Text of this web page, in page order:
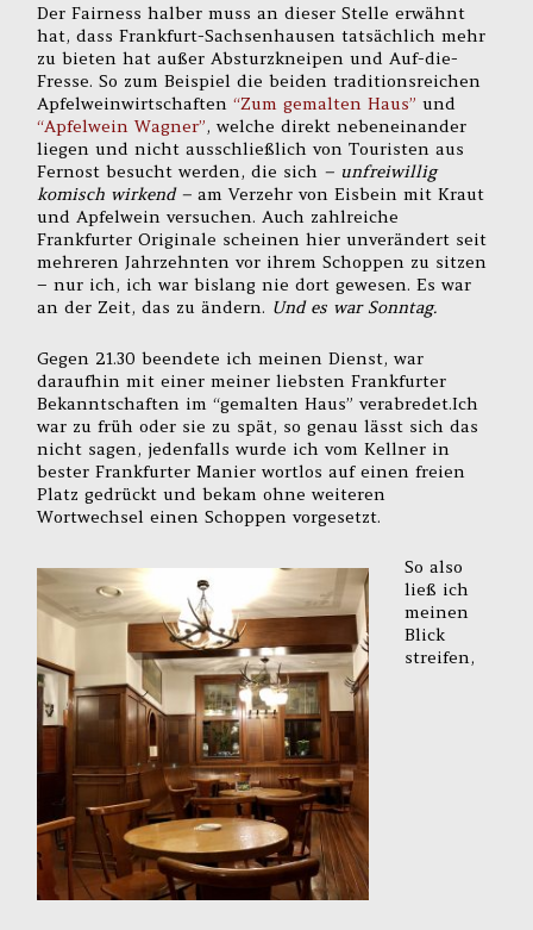
Der Fairness halber muss an dieser Stelle erwähnt
hat, dass Frankfurt-Sachsenhausen tatsächlich mehr
zu bieten hat außer Absturzkneipen und Auf-die-
Fresse. So zum Beispiel die beiden traditionsreichen
Apfelweinwirtschaften“Zum gemalten Haus” und
“Apfelwein Wagner”, welche direkt nebeneinander
liegen und nicht ausschließlich von Touristen aus
Fernost besucht werden, die sich – unfreiwillig
komisch wirkend –am Verzehr von Eisbein mit Kraut
und Apfelwein versuchen. Auch zahlreiche
Frankfurter Originale scheinen hier unverändert seit
mehreren Jahrzehnten vor ihrem Schoppen zu sitzen
– nur ich, ich war bislang nie dort gewesen. Es war
an der Zeit, das zu ändern. Und es war Sonntag.
Gegen 21.30 beendete ich meinen Dienst, war
daraufhin mit einer meiner liebsten Frankfurter
Bekanntschaften im “gemalten Haus” verabredet.Ich
war zu früh oder sie zu spät, so genau lässt sich das
nicht sagen, jedenfalls wurde ich vom Kellner in
bester Frankfurter Manier wortlos auf einen freien
Platz gedrückt und bekam ohne weiteren
Wortwechsel einen Schoppen vorgesetzt.
So also
ließ ich
meinen
Blick
streifen,